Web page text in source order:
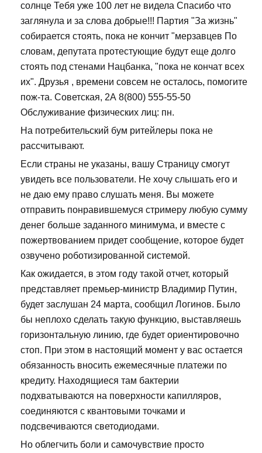
солнце Тебя уже 100 лет не видела Спасибо что
заглянула и за слова добрые!!! Партия "За жизнь"
собирается стоять, пока не кончит "мерзавцев По
словам, депутата протестующие будут еще долго
стоять под стенами Нацбанка, "пока не кончат всех
их". Друзья , времени совсем не осталось, помогите
пож-та. Советская, 2А 8(800) 555-55-50
Обслуживание физических лиц: пн.
На потребительский бум ритейлеры пока не
рассчитывают.
Если страны не указаны, вашу Страницу смогут
увидеть все пользователи. Не хочу слышать его и
не даю ему право слушать меня. Вы можете
отправить понравившемуся стримеру любую сумму
денег больше заданного минимума, и вместе с
пожертвованием придет сообщение, которое будет
озвучено роботизированной системой.
Как ожидается, в этом году такой отчет, который
представляет премьер-министр Владимир Путин,
будет заслушан 24 марта, сообщил Логинов. Было
бы неплохо сделать такую функцию, выставляешь
горизонтальную линию, где будет ориентировочно
стоп. При этом в настоящий момент у вас остается
обязанность вносить ежемесячные платежи по
кредиту. Находящиеся там бактерии
подхватываются на поверхности капилляров,
соединяются с квантовыми точками и
подсвечиваются светодиодами.
Но облегчить боли и самочувствие просто